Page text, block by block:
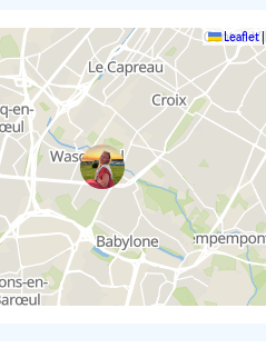
Leaflet|